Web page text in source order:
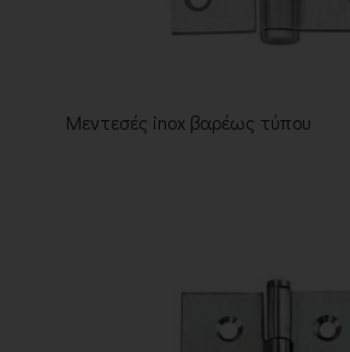
Μεντεσές inox βαρέως τύπου